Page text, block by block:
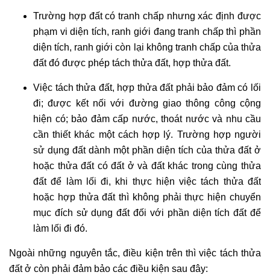
Trường hợp đất có tranh chấp nhưng xác định được
phạm vi diện tích, ranh giới đang tranh chấp thì phần
diện tích, ranh giới còn lại không tranh chấp của thửa
đất đó được phép tách thửa đất, hợp thửa đất.
Việc tách thửa đất, hợp thửa đất phải bảo đảm có lối
đi; được kết nối với đường giao thông công cộng
hiện có; bảo đảm cấp nước, thoát nước và nhu cầu
cần thiết khác một cách hợp lý. Trường hợp người
sử dụng đất dành một phần diện tích của thửa đất ở
hoặc thửa đất có đất ở và đất khác trong cùng thửa
đất để làm lối đi, khi thực hiện việc tách thửa đất
hoặc hợp thửa đất thì không phải thực hiện chuyển
mục đích sử dụng đất đối với phần diện tích đất để
làm lối đi đó.
Ngoài những nguyên tắc, điều kiện trên thì việc tách thửa
đất ở còn phải đảm bảo các điều kiện sau đây: